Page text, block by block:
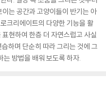
는 공간과 고양이들이 반기는 아
크리에이트의 다양한 기능을 활
현하여 한층 더 자연스럽고 사실
하며 단순히 따라 그리는 것에 그
는 방법을 배워 보도록 하자.